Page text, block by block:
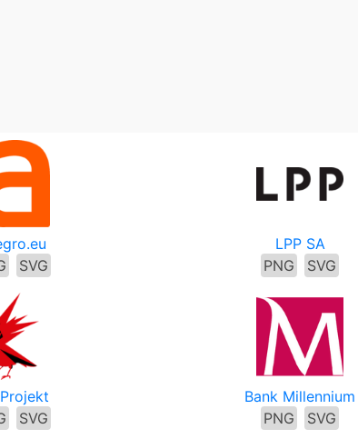
SVG
LPP SA
PNG
SVG
SVG
Bank Millennium
PNG
SVG